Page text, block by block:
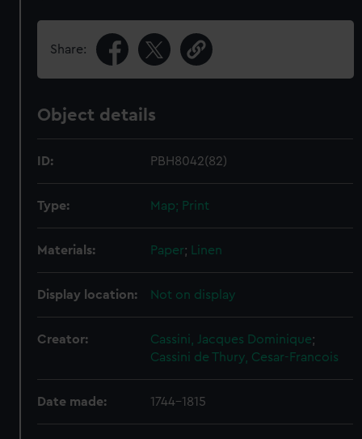
Share:
Object details
ID: PBH8042(82)
Type: Map; Print
Materials: Paper; Linen
Display location: Not on display
Creator: Cassini, Jacques Dominique;
Cassini de Thury, Cesar-Francois
Date made: 1744-1815